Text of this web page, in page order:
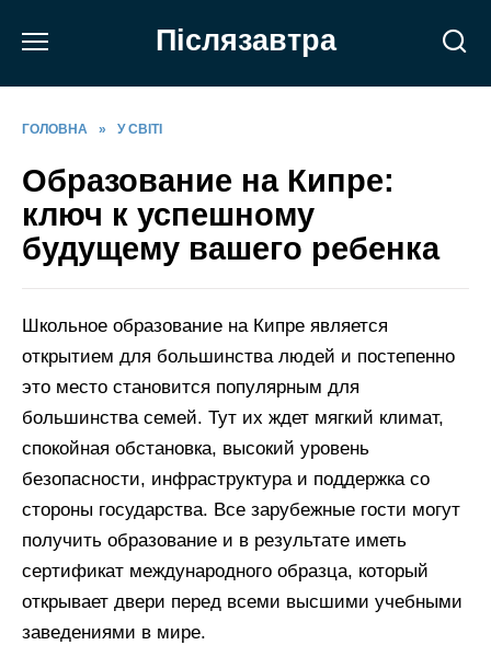
Післязавтра
ГОЛОВНА » У СВІТІ
Образование на Кипре:
ключ к успешному
будущему вашего ребенка
Школьное образование на Кипре является
открытием для большинства людей и постепенно
это место становится популярным для
большинства семей. Тут их ждет мягкий климат,
спокойная обстановка, высокий уровень
безопасности, инфраструктура и поддержка со
стороны государства. Все зарубежные гости могут
получить образование и в результате иметь
сертификат международного образца, который
открывает двери перед всеми высшими учебными
заведениями в мире.